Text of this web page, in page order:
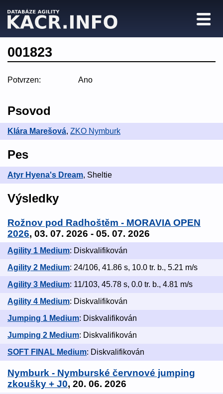
001823
Potvrzen: Ano
Psovod
Klára Marešová, ZKO Nymburk
Pes
Atyr Hyena's Dream, Sheltie
Výsledky
Rožnov pod Radhoštěm - MORAVIA OPEN
2026, 03. 07. 2026 - 05. 07. 2026
Agility 1 Medium: Diskvalifikován
Agility 2 Medium: 24/106, 41.86 s, 10.0 tr. b., 5.21 m/s
Agility 3 Medium: 11/103, 45.78 s, 0.0 tr. b., 4.81 m/s
Agility 4 Medium: Diskvalifikován
Jumping 1 Medium: Diskvalifikován
Jumping 2 Medium: Diskvalifikován
SOFT FINAL Medium: Diskvalifikován
Nymburk - Nymburské červnové jumping
zkoušky + J0, 20. 06. 2026